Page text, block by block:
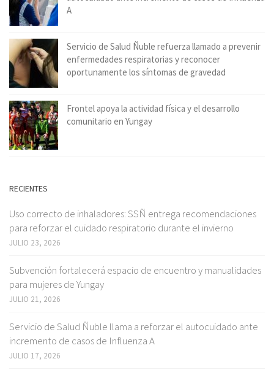
A
Servicio de Salud Ñuble refuerza llamado a prevenir
enfermedades respiratorias y reconocer
oportunamente los síntomas de gravedad
Frontel apoya la actividad física y el desarrollo
comunitario en Yungay
RECIENTES
Uso correcto de inhaladores: SSÑ entrega recomendaciones
para reforzar el cuidado respiratorio durante el invierno
JULIO 23, 2026
Subvención fortalecerá espacio de encuentro y manualidades
para mujeres de Yungay
JULIO 21, 2026
Servicio de Salud Ñuble llama a reforzar el autocuidado ante
incremento de casos de Influenza A
JULIO 17, 2026